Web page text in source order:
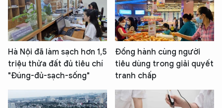
Hà Nội đã làm sạch hơn 1,5
triệu thửa đất đủ tiêu chí
"Đúng-đủ-sạch-sống"
Đồng hành cùng người
tiêu dùng trong giải quyết
tranh chấp